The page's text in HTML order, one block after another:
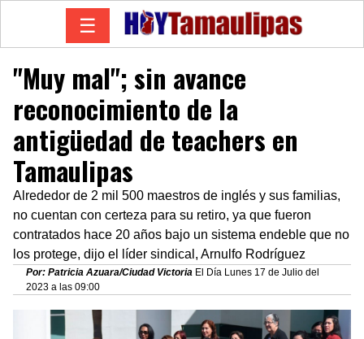
☰
"Muy mal"; sin avance
reconocimiento de la
antigüedad de teachers en
Tamaulipas
Alrededor de 2 mil 500 maestros de inglés y sus familias,
no cuentan con certeza para su retiro, ya que fueron
contratados hace 20 años bajo un sistema endeble que no
los protege, dijo el líder sindical, Arnulfo Rodríguez
Por: Patricia Azuara/Ciudad Victoria El Día Lunes 17 de Julio del
2023 a las 09:00